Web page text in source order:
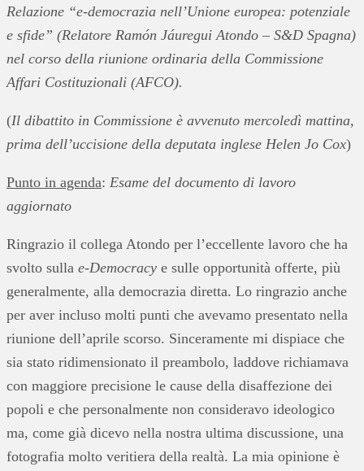
Relazione “e-democrazia nell’Unione europea: potenziale
e sfide” (Relatore Ramón Jáuregui Atondo – S&D Spagna)
nel corso della riunione ordinaria della Commissione
Affari Costituzionali (AFCO).
(Il dibattito in Commissione è avvenuto mercoledì mattina,
prima dell’uccisione della deputata inglese Helen Jo Cox)
Punto in agenda: Esame del documento di lavoro
aggiornato
Ringrazio il collega Atondo per l’eccellente lavoro che ha
svolto sulla e-Democracy e sulle opportunità offerte, più
generalmente, alla democrazia diretta. Lo ringrazio anche
per aver incluso molti punti che avevamo presentato nella
riunione dell’aprile scorso. Sinceramente mi dispiace che
sia stato ridimensionato il preambolo, laddove richiamava
con maggiore precisione le cause della disaffezione dei
popoli e che personalmente non consideravo ideologico
ma, come già dicevo nella nostra ultima discussione, una
fotografia molto veritiera della realtà. La mia opinione è